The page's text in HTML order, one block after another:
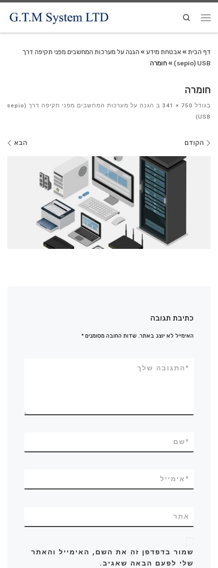
Search
דף הבית »אבטחת מידע »הגנה על מערכות המחשבים מפני תקיפה דרך
sepio) USB)
»חומרה
חומרה
בגודל ב
הגנה על מערכות המחשבים מפני תקיפה דרך sepio)
USB)
ניווטהקודם הבא
כתיבת תגובה
האימייל לא יוצג באתר. שדות החובה מסומנים*
התגובה שלך*
שם*
אימייל*
אתר
שמור בדפדפן זה את השם, האימייל והאתר
שלי לפעם הבאה שאגיב.